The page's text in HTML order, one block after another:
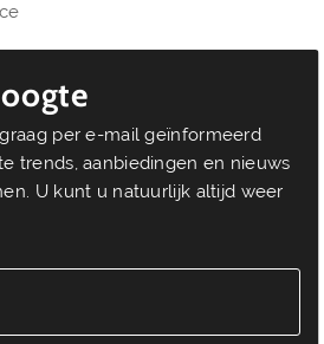
per e-mail geïnformeerd
trends, aanbiedingen en nieuws
U kunt u natuurlijk altijd weer